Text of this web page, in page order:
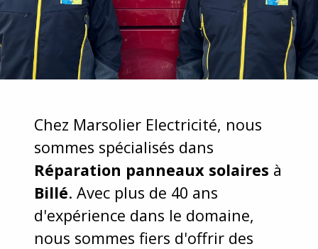
Chez Marsolier Electricité, nous
sommes spécialisés dans
Réparation panneaux solaires à
Billé. Avec plus de 40 ans
d'expérience dans le domaine,
nous sommes fiers d'offrir des